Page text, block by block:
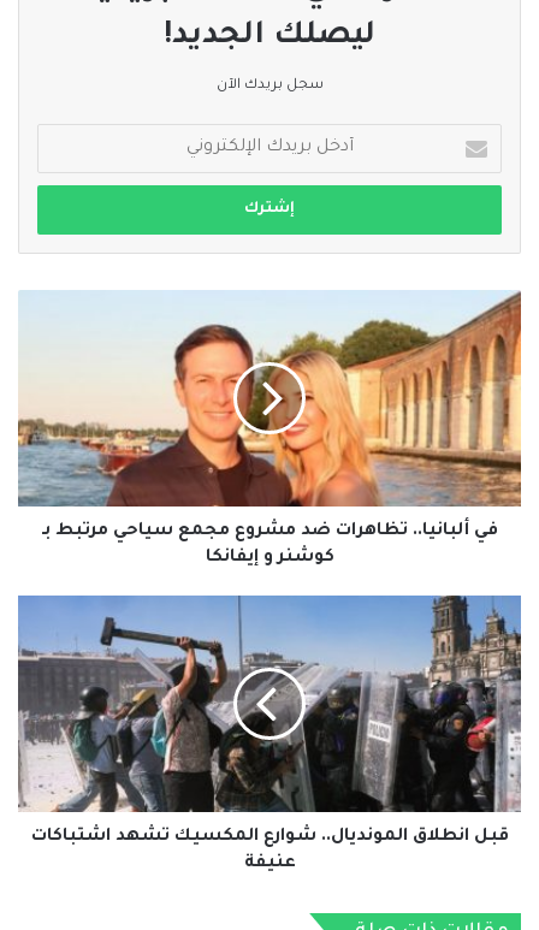
ليصلك الجديد!
سجل بريدك الآن
بريدك
الإلكتروني
في
ألبانيا..
تظاهرات
ضد
مشروع
مجمع
سياحي
مرتبط
بـ
كوشنرفي ألبانيا.. تظاهرات ضد مشروع مجمع سياحي مرتبط بـ
كوشنر و إيفانكا
انطلاق
المونديال..
شوارع
المكسيك
تشهد
اشتباكات
عنيفة
قبل انطلاق المونديال.. شوارع المكسيك تشهد اشتباكات
عنيفة